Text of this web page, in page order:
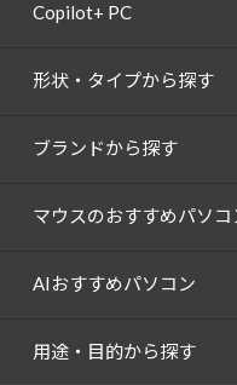
Copilot+ PC
形状・タイプから探す
ブランドから探す
マウスのおすすめパソコ
AIおすすめパソコン
用途・目的から探す